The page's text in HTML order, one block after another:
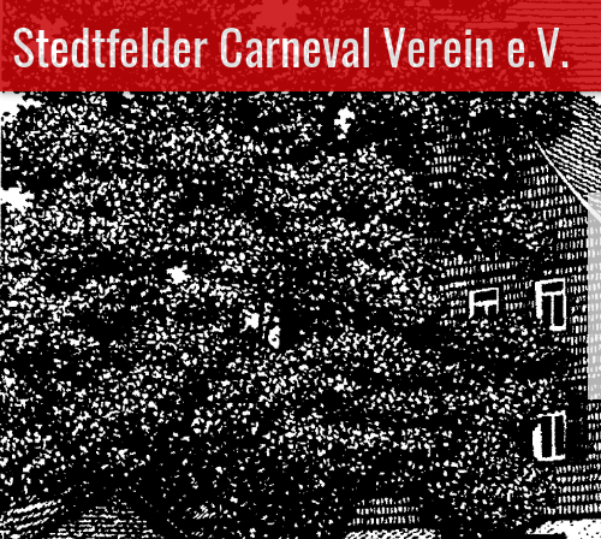
Stedtfelder Carneval Verein e.V.